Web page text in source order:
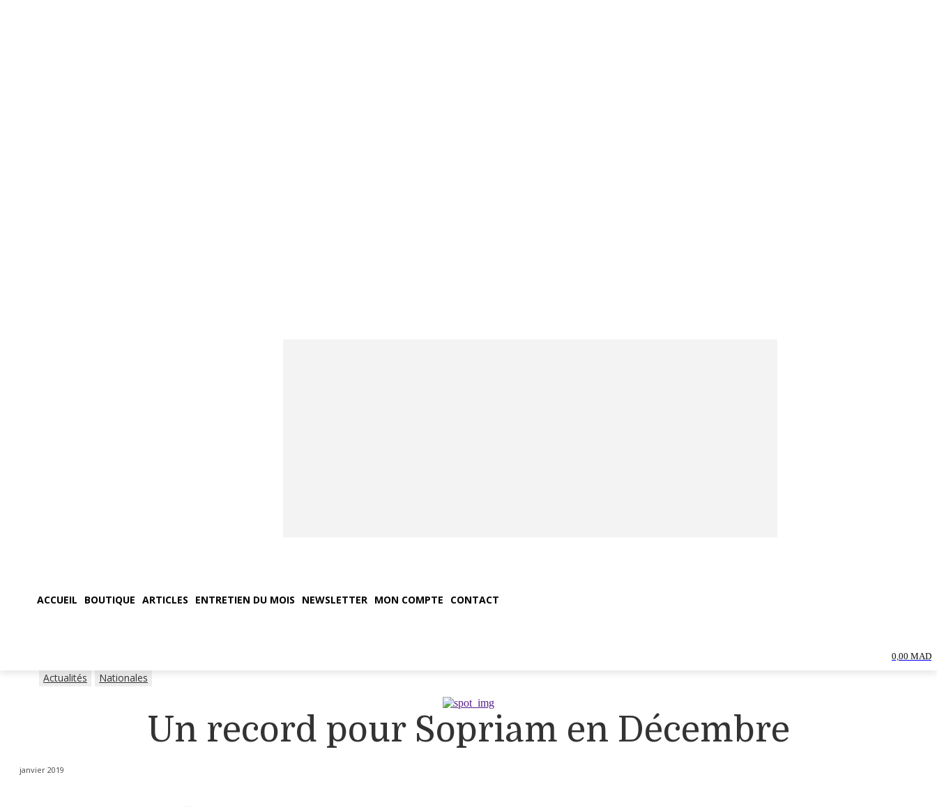
ACCUEIL BOUTIQUE ARTICLES ENTRETIEN DU MOIS NEWSLETTER MON COMPTE CONTACT
0,00 MAD
Actualités Nationales
Un record pour Sopriam en Décembre
janvier 2019